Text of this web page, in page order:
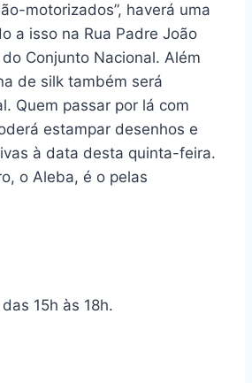
motorizados”, haverá uma
a isso na Rua Padre João
Conjunto Nacional. Além
de silk também será
Quem passar por lá com
estampar desenhos e
à data desta quinta-feira.
o Aleba, é o pelas
15h às 18h.